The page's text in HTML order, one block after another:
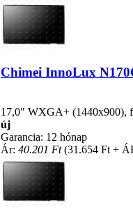
Chimei InnoLux
17,0" WXGA+ (1440x900),
új
Garancia: 12 hónap
Ár: 40.201 Ft(31.654 Ft +